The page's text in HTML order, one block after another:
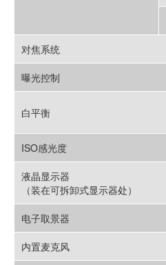
对焦系统
曝光控制
白平衡
ISO感光度
液晶显示器
（装在可拆卸式显示器处）
电子取景器
内置麦克风